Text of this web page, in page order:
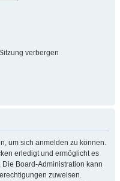
verbergen
um sich anmelden zu können.
erledigt und ermöglicht es
Die Board-Administration kann
zuweisen.